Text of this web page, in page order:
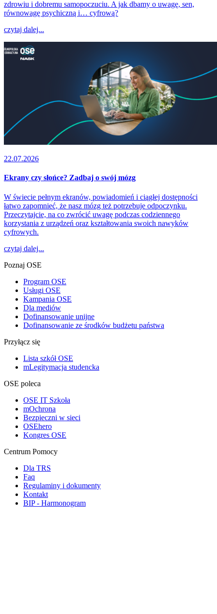
zdrowiu i dobremu samopoczuciu. A jak dbamy o uwagę, sen,
równowagę psychiczną i… cyfrową?
czytaj dalej...
22.07.2026
Ekrany czy słońce? Zadbaj o swój mózg
W świecie pełnym ekranów, powiadomień i ciągłej dostępności
łatwo zapomnieć, że nasz mózg też potrzebuje odpoczynku.
Przeczytajcie, na co zwrócić uwagę podczas codziennego
korzystania z urządzeń oraz kształtowania swoich nawyków
cyfrowych.
czytaj dalej...
Poznaj OSE
Program OSE
Usługi OSE
Kampania OSE
Dla mediów
Dofinansowanie unijne
Dofinansowanie ze środków budżetu państwa
Przyłącz się
Lista szkół OSE
mLegitymacja studencka
OSE poleca
OSE IT Szkoła
mOchrona
Bezpieczni w sieci
OSEhero
Kongres OSE
Centrum Pomocy
Dla TRS
Faq
Regulaminy i dokumenty
Kontakt
BIP - Harmonogram